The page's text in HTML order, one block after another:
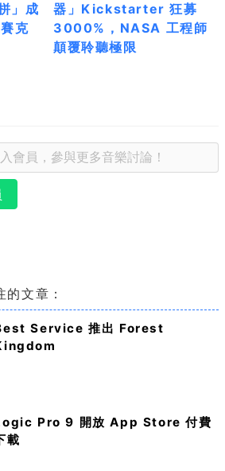
」成
克
器」Kickstarter 狂募
3000%，NASA 工程師
顛覆聆聽極限
文章：
Service 推出 Forest
Pro 9 開放 App Store 付費
載